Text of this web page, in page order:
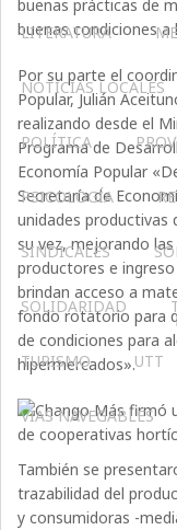
LITERATURA
NOTICIAS LOCALES
POLÍTICA
PSICOLOGÍA
SINDICALES
SOLIDARIDAD
TURISMO UTT
VÍAS NAVEGABLES
buenas prácticas de
buenas condiciones
Por su parte el
Popular, Julián
realizando desde el
Programa de
Economía Popular
Secretaría de
unidades
su vez, mejorando
productores e
brindan acceso a
fondo rotatorio para
de condiciones para
hipermercados».
También se
trazabilidad del
y consumidoras -